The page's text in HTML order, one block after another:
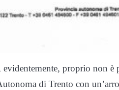
proprio non è
di Trento con